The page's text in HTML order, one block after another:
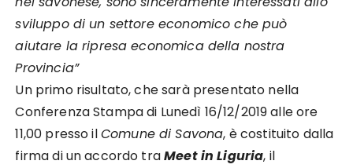
sviluppo di un settore economico che può
aiutare la ripresa economica della nostra
Provincia”
Un primo risultato, che sarà presentato nella
Conferenza Stampa di Lunedì 16/12/2019alle ore
11,00 presso ilComune di Savona, è costituito dalla
firma diun accordo traMeet in Liguria, il